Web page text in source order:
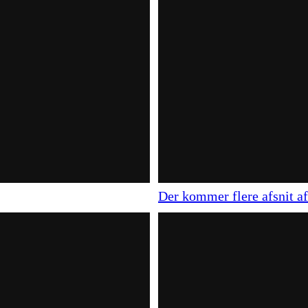
Der kommer flere afsnit